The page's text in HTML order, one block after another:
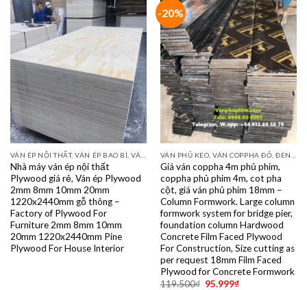
Nhà máy ván ép nội thất
Plywood giá rẻ, Ván ép Plywood
2mm 8mm 10mm 20mm
1220x2440mm gỗ thông –
Factory of Plywood For
Furniture 2mm 8mm 10mm
20mm 1220x2440mm Pine
Plywood For House Interior
-20%
Giá ván coppha 4m phủ phim,
coppha phủ phim 4m, cot pha
cột, giá ván phủ phim 18mm –
Column Formwork. Large column
formwork system for bridge pier,
foundation column Hardwood
Concrete Film Faced Plywood
For Construction, Size cutting as
per request 18mm Film Faced
Plywood for Concrete Formwork
119.500₫ 95.999₫